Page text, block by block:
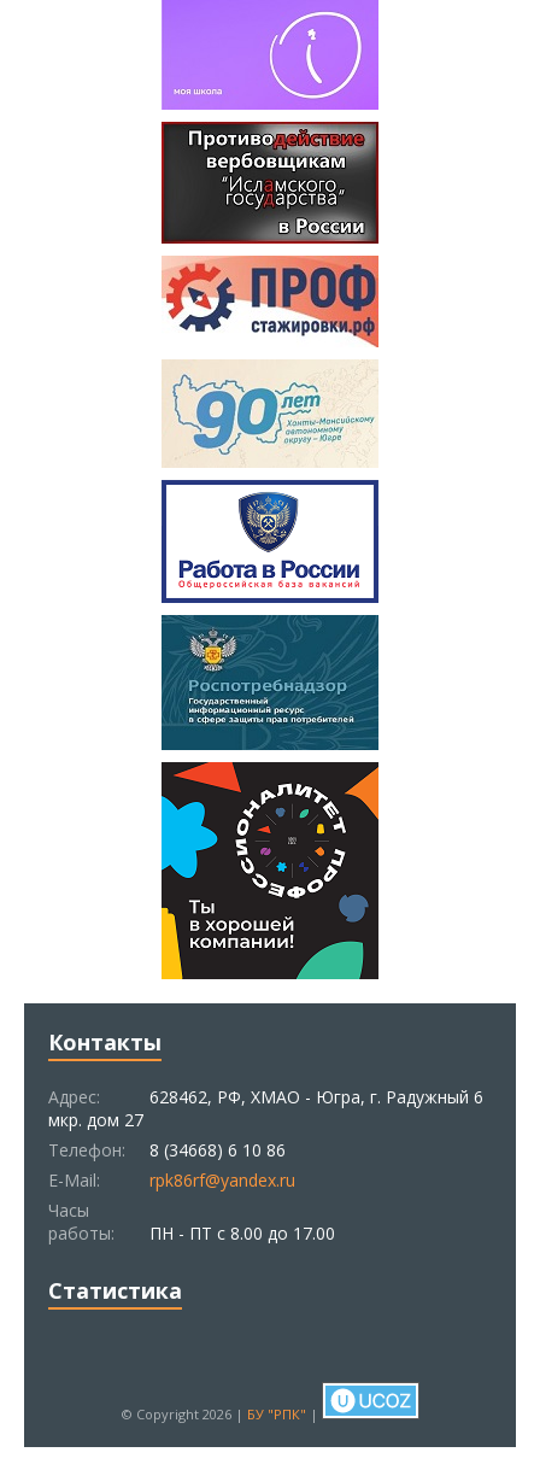
Контакты
Адрес:
628462, РФ, ХМАО - Югра, г. Радужный 6
мкр. дом 27
Телефон:
8 (34668) 6 10 86
E-Mail:
rpk86rf@yandex.ru
Часы
работы:
ПН - ПТ с 8.00 до 17.00
Статистика
© Copyright 2026 | БУ "РПК" |